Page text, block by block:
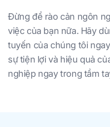
Đừng để rào cản ngôn
việc của bạn nữa. Hãy
tuyến của chúng tôi
sự tiện lợi và hiệu quả
nghiệp ngay trong tầm